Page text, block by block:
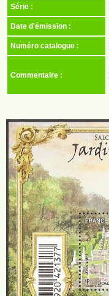
Série :
Date d'émission :
Numéro catalogue :
Commentaire :